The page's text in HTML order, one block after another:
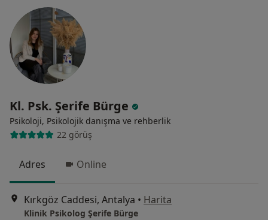
Kl. Psk. Şerife Bürge
Psikoloji, Psikolojik danışma ve rehberlik
22 görüş
Adres Online
Kırkgöz Caddesi, Antalya • Harita
Klinik Psikolog Şerife Bürge